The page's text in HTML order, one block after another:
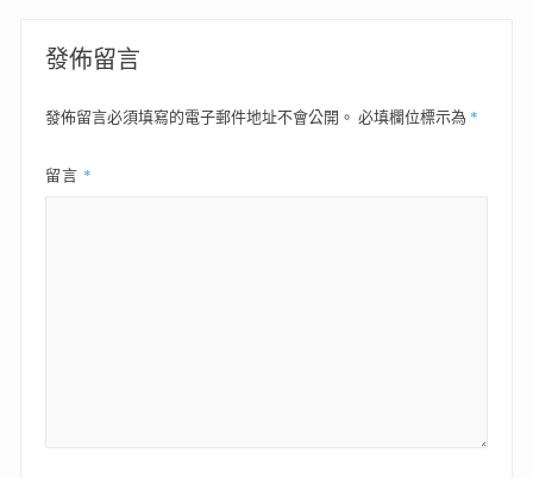
覽
發佈留言
發佈留言必須填寫的電子郵件地址不會公開。 必填欄位標示為 *
留言 *